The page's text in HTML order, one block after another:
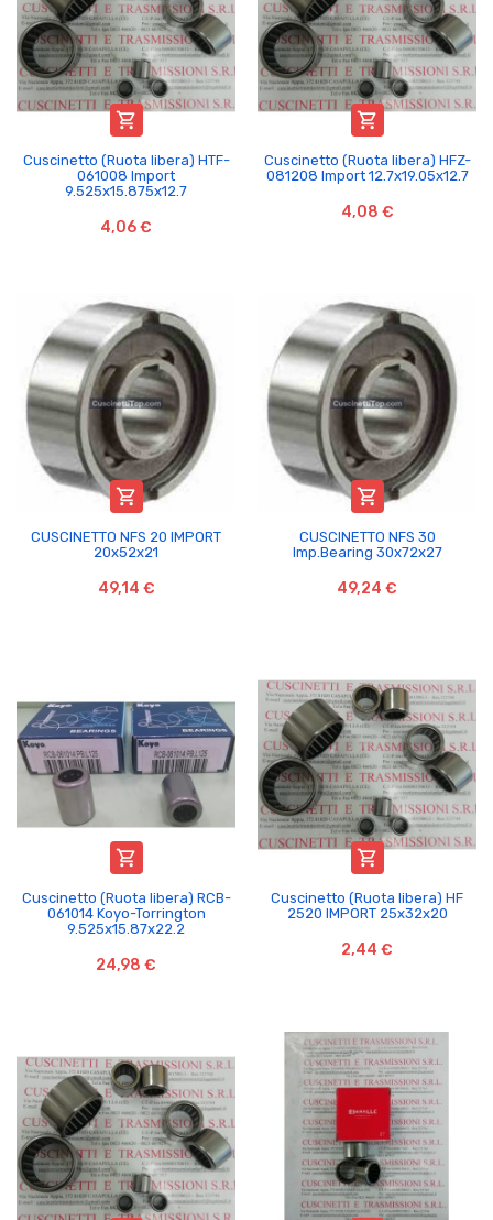

Cuscinetto (Ruota libera) HTF-
061008 Import
9.525x15.875x12.7
4,06 €

Cuscinetto (Ruota libera) HFZ-
081208 Import 12.7x19.05x12.7
4,08 €

CUSCINETTO NFS 20 IMPORT
20x52x21
49,14 €

CUSCINETTO NFS 30
Imp.Bearing 30x72x27
49,24 €

Cuscinetto (Ruota libera) RCB-
061014 Koyo-Torrington
9.525x15.87x22.2
24,98 €

Cuscinetto (Ruota libera) HF
2520 IMPORT 25x32x20
2,44 €